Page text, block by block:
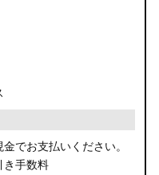
でお支払いください。
き手数料